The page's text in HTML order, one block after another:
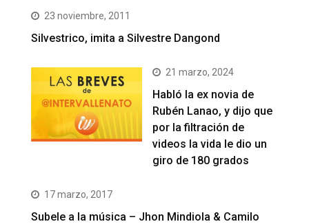
23 noviembre, 2011
Silvestrico, imita a Silvestre Dangond
21 marzo, 2024
Habló la ex novia de
Rubén Lanao, y dijo que
por la filtración de
videos la vida le dio un
giro de 180 grados
17 marzo, 2017
Subele a la música – Jhon Mindiola & Camilo